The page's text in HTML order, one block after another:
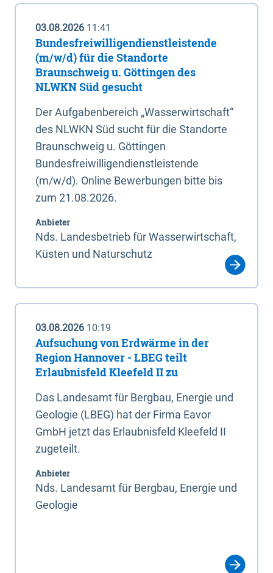
03.08.2026 11:41
Bundesfreiwilligendienstleistende
(m/w/d) für die Standorte
Braunschweig u. Göttingen des
NLWKN Süd gesucht
Der Aufgabenbereich „Wasserwirtschaft“
des NLWKN Süd sucht für die Standorte
Braunschweig u. Göttingen
Bundesfreiwilligendienstleistende
(m/w/d). Online Bewerbungen bitte bis
zum 21.08.2026.
Anbieter
Nds. Landesbetrieb für Wasserwirtschaft,
Küsten und Naturschutz
03.08.2026 10:19
Aufsuchung von Erdwärme in der
Region Hannover - LBEG teilt
Erlaubnisfeld Kleefeld II zu
Das Landesamt für Bergbau, Energie und
Geologie (LBEG) hat der Firma Eavor
GmbH jetzt das Erlaubnisfeld Kleefeld II
zugeteilt.
Anbieter
Nds. Landesamt für Bergbau, Energie und
Geologie